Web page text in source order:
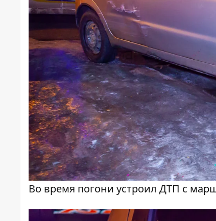
Во время погони устроил ДТП с